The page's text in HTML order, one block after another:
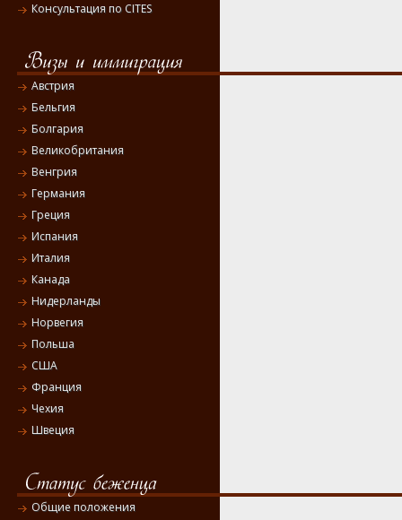
Консультация по CITES
Австрия
Бельгия
Болгария
Великобритания
Венгрия
Германия
Греция
Испания
Италия
Канада
Нидерланды
Норвегия
Польша
США
Франция
Чехия
Швеция
Общие положения